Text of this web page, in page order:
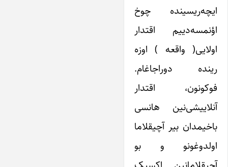
ایچه‌ریسینده چوخ
اؤنمسه‌دییم اقتدار
اولایی( واقعه ) اوزه
رینده دوراجاغام.
فوکونون، اقتدار
آنلاییشی‌نین هانسی
باخیمدان بیر آچیقلاما
اولدوغونو و بو